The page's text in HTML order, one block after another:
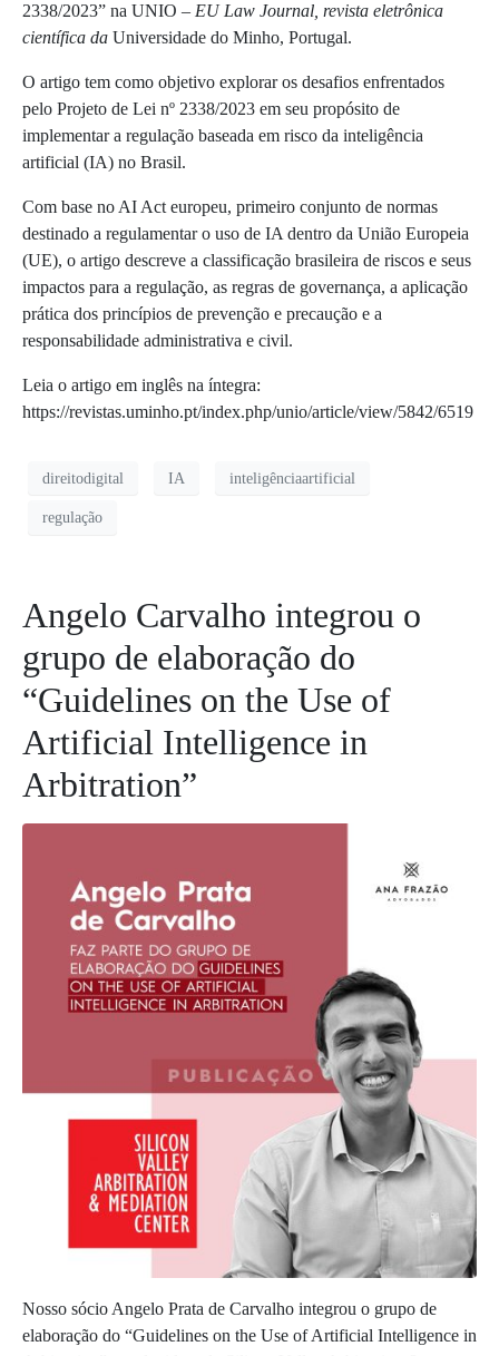
2338/2023” na UNIO – EU Law Journal, revista eletrônica
científica da Universidade do Minho, Portugal.
O artigo tem como objetivo explorar os desafios enfrentados
pelo Projeto de Lei nº 2338/2023 em seu propósito de
implementar a regulação baseada em risco da inteligência
artificial (IA) no Brasil.
Com base no AI Act europeu, primeiro conjunto de normas
destinado a regulamentar o uso de IA dentro da União Europeia
(UE), o artigo descreve a classificação brasileira de riscos e seus
impactos para a regulação, as regras de governança, a aplicação
prática dos princípios de prevenção e precaução e a
responsabilidade administrativa e civil.
Leia o artigo em inglês na íntegra:
https://revistas.uminho.pt/index.php/unio/article/view/5842/6519
direitodigital IA inteligênciaartificial
regulação
Angelo Carvalho integrou o
grupo de elaboração do
“Guidelines on the Use of
Artificial Intelligence in
Arbitration”
Nosso sócio Angelo Prata de Carvalho integrou o grupo de
elaboração do “Guidelines on the Use of Artificial Intelligence in